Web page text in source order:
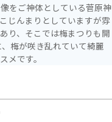
をご神体としている菅原神
じんまりとしていますが雰
り、そこでは梅まつりも開
梅が咲き乱れていて綺麗
メです。